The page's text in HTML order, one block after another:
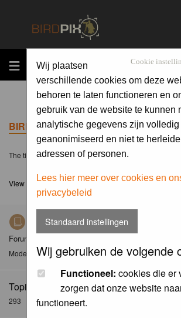
MENU Cookie
Wij plaatsen
verschillende cookies om deze
behoren te laten functioneren en
gebruik van de website te kunnen
analytische gegevens zijn volledig
geanonimiseerd en niet te
adressen of personen.
Lees hier meer over cookies en
privacybeleid
Standaard instellingen
Wij gebruiken de volgende
Functioneel: cookies die er
zorgen dat onze website
functioneert.
BIRDPIX.NL FORUM INDEX
The time now is Fri 07 Aug 2026, 9:08
View unanswered posts
Nieuws
Forum met nieuwsberichten over Birdpix
ModeratorModerators
Topics:
293